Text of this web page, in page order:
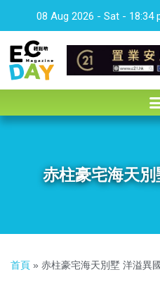
08 Aug 2026 - Sat - 18:34
赤柱豪宅海天
首頁 » 赤柱豪宅海天別墅 洋溢異